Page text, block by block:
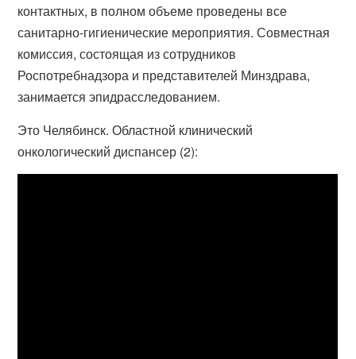
контактных, в полном объеме проведены все
санитарно-гигиенические мероприятия. Совместная
комиссия, состоящая из сотрудников
Роспотребнадзора и представителей Минздрава,
занимается эпидрасследованием.
Это Челябинск. Областной клинический
онкологический диспансер (2):